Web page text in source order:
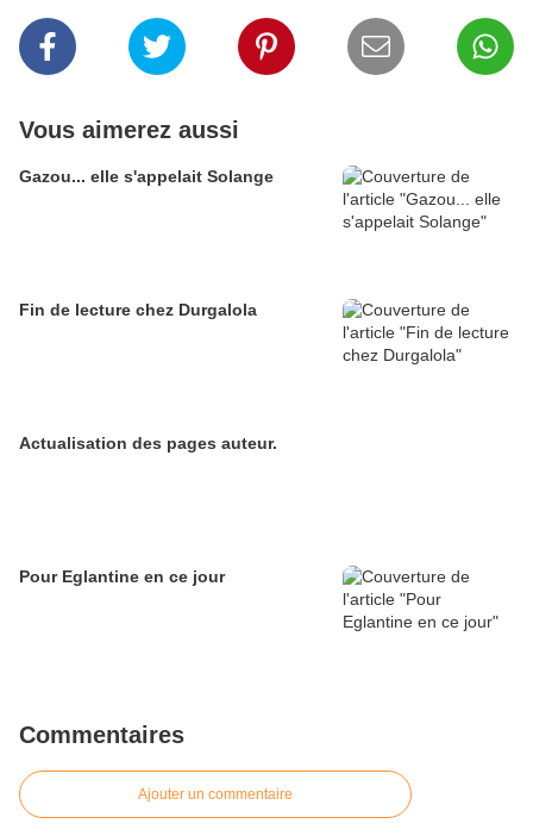
Vous aimerez aussi
Gazou... elle s'appelait Solange
Fin de lecture chez Durgalola
Actualisation des pages auteur.
Pour Eglantine en ce jour
Commentaires
Ajouter un commentaire